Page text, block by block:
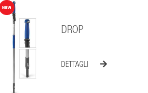
DROP
DETTAGLI